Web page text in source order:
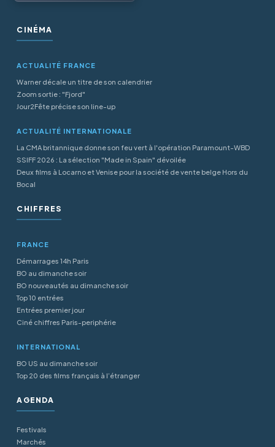
CINÉMA
ACTUALITÉ FRANCE
Warner décale un titre de son calendrier
Zoom sortie : "Fjord"
Jour2Fête précise son line-up
ACTUALITÉ INTERNATIONALE
La CMA britannique donne son feu vert à l'opération Paramount-WBD
SSIFF 2026 : La sélection "Made in Spain" dévoilée
Deux films à Locarno et Venise pour la société de vente belge Hors du
Bocal
CHIFFRES
FRANCE
Démarrages 14h Paris
BO au dimanche soir
BO nouveautés au dimanche soir
Top 10 entrées
Entrées premier jour
Ciné chiffres Paris-periphérie
INTERNATIONAL
BO US au dimanche soir
Top 20 des films français à l’étranger
AGENDA
Festivals
Marchés